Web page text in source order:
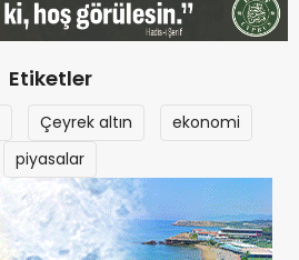
Etiketler
Çeyrek altın
ekonomi
piyasalar